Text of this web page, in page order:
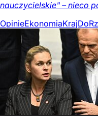
nauczycielskie" – nieco
OpinieEkonomiaKraj